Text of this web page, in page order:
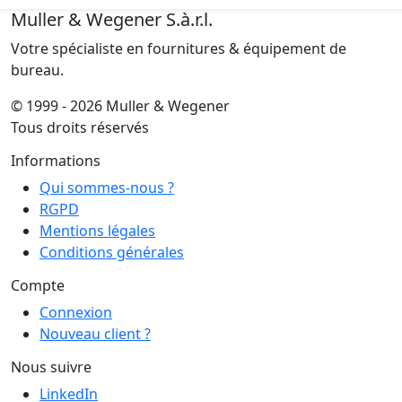
Muller & Wegener S.à.r.l.
Votre spécialiste en fournitures & équipement de
bureau.
© 1999 - 2026 Muller & Wegener
Tous droits réservés
Informations
Qui sommes-nous ?
RGPD
Mentions légales
Conditions générales
Compte
Connexion
Nouveau client ?
Nous suivre
LinkedIn